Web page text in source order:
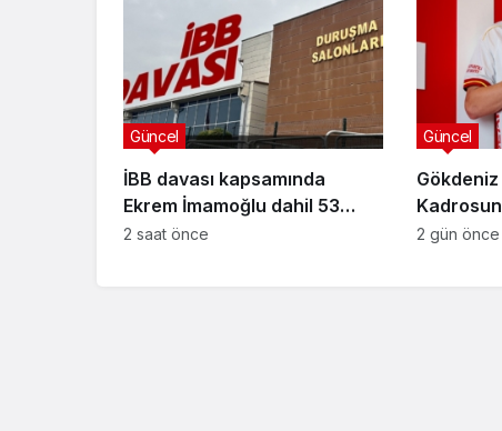
İBB davası kapsamında
Ekrem İmamoğlu dahil 53
sanığın tutukluluğuna devam
Güncel
2 saat önce
Anlaşma
Güncel
2 gün önce